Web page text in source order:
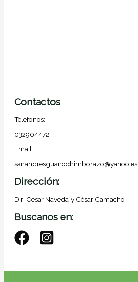
Contactos
Teléfonos:
032904472
Email:
sanandresguanochimborazo@yahoo.es
Dirección:
Dir: César Naveda y César Camacho
Buscanos en: